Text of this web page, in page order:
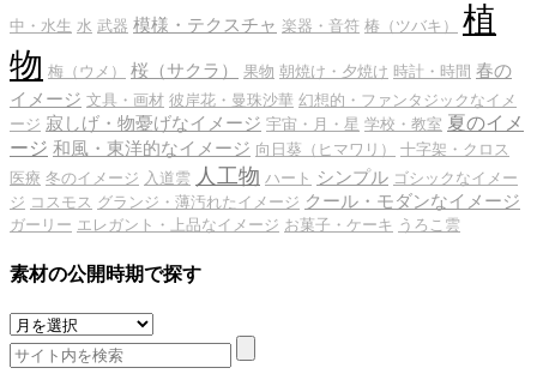
中・水生 水 武器 模様・テクスチャ 楽器・音符 椿（ツバキ）
植
物 梅（ウメ） 桜（サクラ） 果物 朝焼け・夕焼け 時計・時間 春の
イメージ 文具・画材 彼岸花・曼珠沙華 幻想的・ファンタジックなイメ
ージ 寂しげ・物憂げなイメージ 宇宙・月・星 学校・教室 夏のイメ
ージ 和風・東洋的なイメージ 向日葵（ヒマワリ）
十字架・クロス
医療 冬のイメージ 入道雲 人工物 ハート シンプル ゴシックなイメー
ジ コスモス グランジ・薄汚れたイメージ クール・モダンなイメージ
ガーリー エレガント・上品なイメージ お菓子・ケーキ うろこ雲
素材の公開時期で探す
素
材
の